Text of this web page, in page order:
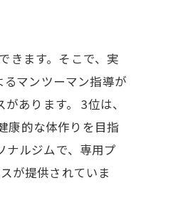
きます。そこで、実
マンツーマン指導が
あります。 3位は、
康的な体作りを目指
ナルジムで、専用プ
が提供されていま